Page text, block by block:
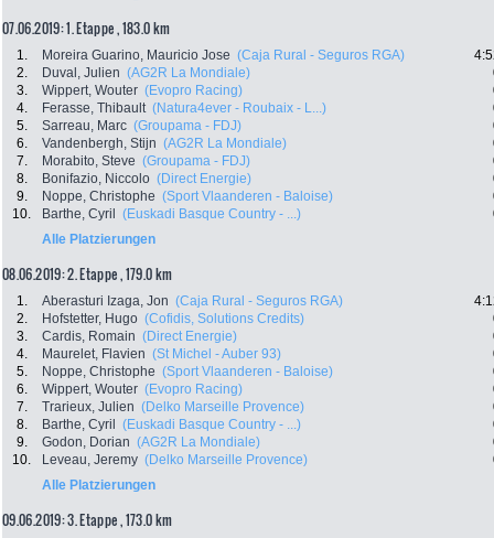
07.06.2019: 1. Etappe , 183.0 km
1. Moreira Guarino, Mauricio Jose (Caja Rural - Seguros RGA)
2.
Duval, Julien (AG2R La Mondiale)
3.
Wippert, Wouter (Evopro Racing)
4.
Ferasse, Thibault (Natura4ever - Roubaix - L...)
5.
Sarreau, Marc (Groupama - FDJ)
6.
Vandenbergh, Stijn (AG2R La Mondiale)
7.
Morabito, Steve (Groupama - FDJ)
8.
Bonifazio, Niccolo (Direct Energie)
9.
Noppe, Christophe (Sport Vlaanderen - Baloise)
10.
Barthe, Cyril (Euskadi Basque Country - ...)
Alle Platzierungen
08.06.2019: 2. Etappe , 179.0 km
1. Aberasturi Izaga, Jon (Caja Rural - Seguros RGA)
2.
Hofstetter, Hugo (Cofidis, Solutions Credits)
3.
Cardis, Romain (Direct Energie)
4.
Maurelet, Flavien (St Michel - Auber 93)
5.
Noppe, Christophe (Sport Vlaanderen - Baloise)
6.
Wippert, Wouter (Evopro Racing)
7.
Trarieux, Julien (Delko Marseille Provence)
8.
Barthe, Cyril (Euskadi Basque Country - ...)
9.
Godon, Dorian (AG2R La Mondiale)
10.
Leveau, Jeremy (Delko Marseille Provence)
Alle Platzierungen
09.06.2019: 3. Etappe , 173.0 km